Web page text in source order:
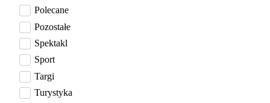
Polecane
Pozostałe
Spektakl
Sport
Targi
Turystyka